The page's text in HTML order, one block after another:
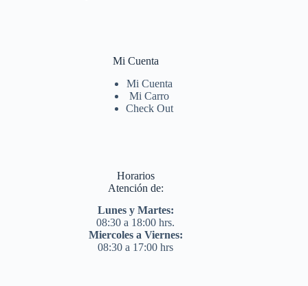
Mi Cuenta
Mi Cuenta
Mi Carro
Check Out
Horarios
Atención de:
Lunes y Martes:
08:30 a 18:00 hrs.
Miercoles a Viernes:
08:30 a 17:00 hrs